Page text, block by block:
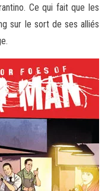
Ce qui fait que les
sur le sort de ses alliés